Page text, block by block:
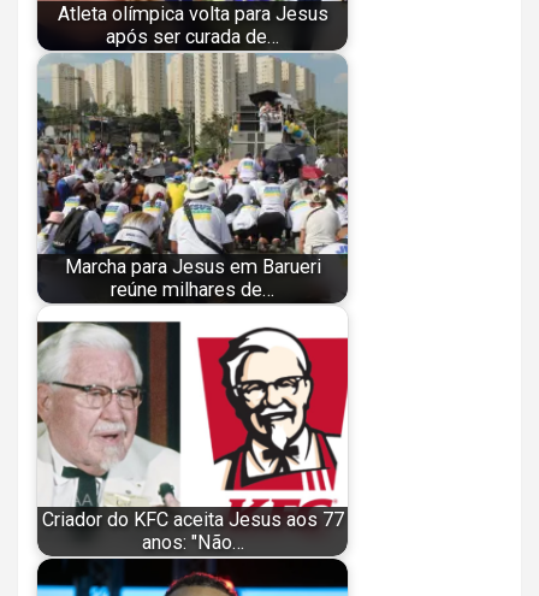
Atleta olímpica volta para Jesus
após ser curada de…
Marcha para Jesus em Barueri
reúne milhares de…
Criador do KFC aceita Jesus aos 77
anos: "Não…